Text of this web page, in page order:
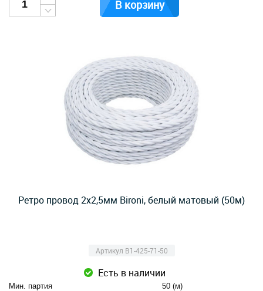
В корзину
Ретро провод 2х2,5мм Bironi, белый матовый (50м)
Артикул B1-425-71-50
Есть в наличии
Мин. партия
50 (м)